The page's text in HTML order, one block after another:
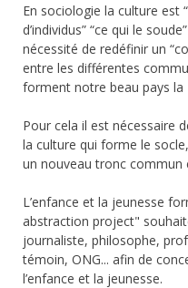
En sociologie la culture est
d’individus” “ce qui le
nécessité de redéfinir un
entre les différentes
forment notre beau pays la
Pour cela il est nécessaire
la culture qui forme le
un nouveau tronc commun
L’enfance et la jeunesse
abstraction project"
journaliste, philosophe,
témoin, ONG... afin de
l’enfance et la jeunesse.